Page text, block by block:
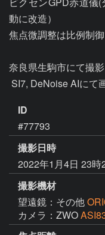
動に改造）
焦点微調整は比例制
奈良県生駒市にて撮影
SI7, DeNoise AIにて
ID
#77793
撮影日時
2022年1月4日 23時
撮影機材
望遠鏡：その他
カメラ：ZWO